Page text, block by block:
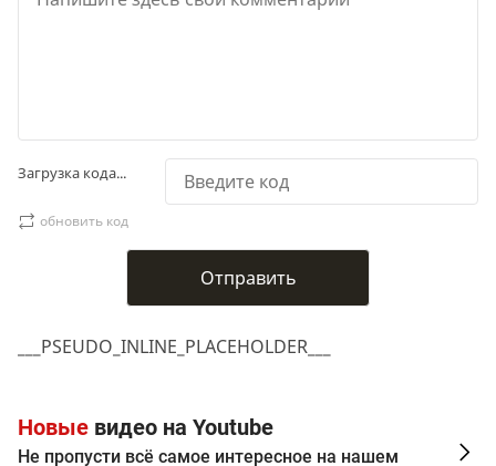
___PSEUDO_INLINE_PLACEHOLDER___
Загрузка кода...
обновить код
Новые видео на Youtube
Не пропусти всё самое интересное на нашем